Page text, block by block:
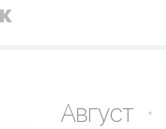
Август